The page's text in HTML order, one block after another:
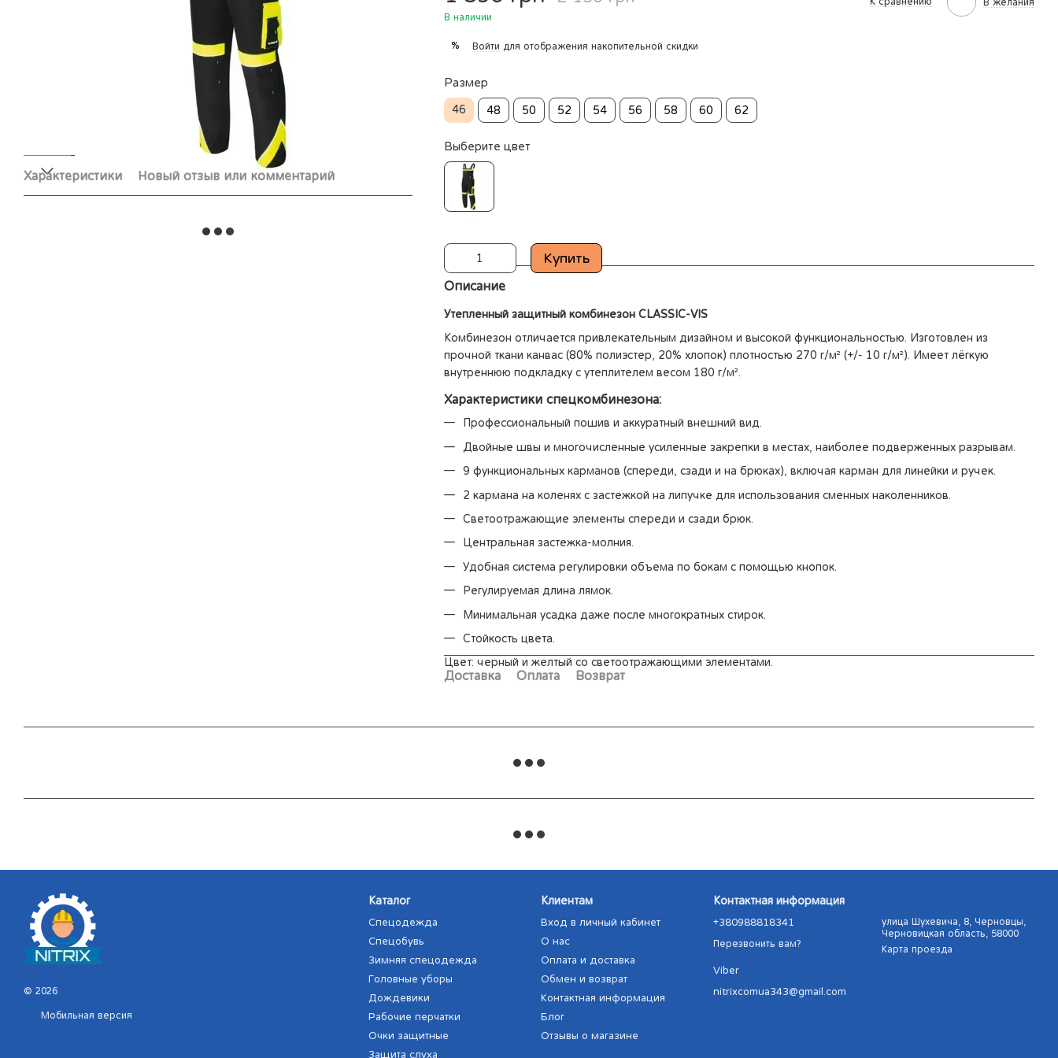
Характеристики Новый отзыв или комментарий
В наличии
% Войти для отображения накопительной скидки
Размер
46 48 50 52 54 56 58 60 62
Выберите цвет
Купить
Описание
Утепленный защитный комбинезон CLASSIC-VIS
Комбинезон отличается привлекательным дизайном и высокой функциональностью. Изготовлен из
прочной ткани канвас (80% полиэстер, 20% хлопок) плотностью 270 г/м² (+/- 10 г/м²). Имеет лёгкую
внутреннюю подкладку с утеплителем весом 180 г/м².
Характеристики спецкомбинезона:
Профессиональный пошив и аккуратный внешний вид.
Двойные швы и многочисленные усиленные закрепки в местах, наиболее подверженных разрывам.
9 функциональных карманов (спереди, сзади и на брюках), включая карман для линейки и ручек.
2 кармана на коленях с застежкой на липучке для использования сменных наколенников.
Светоотражающие элементы спереди и сзади брюк.
Центральная застежка-молния.
Удобная система регулировки объема по бокам с помощью кнопок.
Регулируемая длина лямок.
Минимальная усадка даже после многократных стирок.
Стойкость цвета.
Цвет: черный и желтый со светоотражающими элементами.
Доставка Оплата Возврат
© 2026
Мобильная версия
Каталог
Спецодежда
Спецобувь
Зимняя спецодежда
Головные уборы
Дождевики
Рабочие перчатки
Очки защитные
Защита слуха
Клиентам
Вход в личный кабинет
О нас
Оплата и доставка
Обмен и возврат
Контактная информация
Блог
Отзывы о магазине
Контактная информация
+380988818341
Перезвонить вам?
Viber
nitrixcomua343@gmail.com
улица Шухевича, 8, Черновцы,
Черновицкая область, 58000
Карта проезда